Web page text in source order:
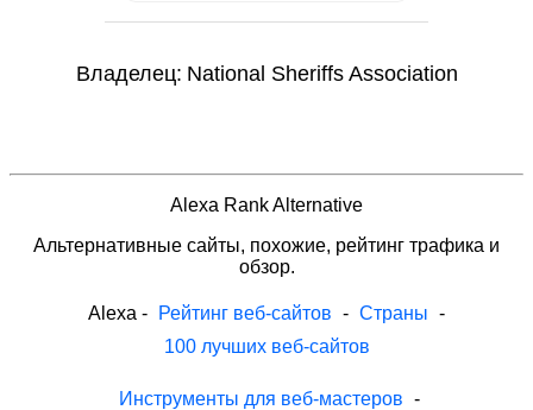
Владелец: National Sheriffs Association
Alexa Rank Alternative
Альтернативные сайты, похожие, рейтинг трафика и
обзор.
Alexa - Рейтинг веб-сайтов - Страны -
100 лучших веб-сайтов
Инструменты для веб-мастеров -